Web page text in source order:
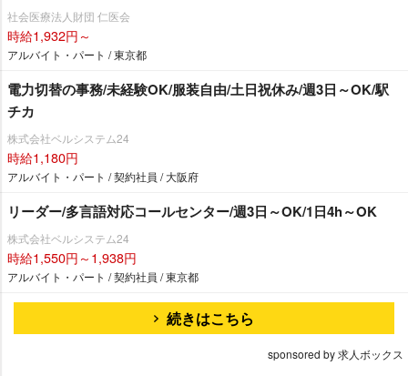
社会医療法人財団 仁医会
時給1,932円～
アルバイト・パート / 東京都
電力切替の事務/未経験OK/服装自由/土日祝休み/週3日～OK/駅
チカ
株式会社ベルシステム24
時給1,180円
アルバイト・パート / 契約社員 / 大阪府
リーダー/多言語対応コールセンター/週3日～OK/1日4h～OK
株式会社ベルシステム24
時給1,550円～1,938円
アルバイト・パート / 契約社員 / 東京都
続きはこちら
sponsored by 求人ボックス